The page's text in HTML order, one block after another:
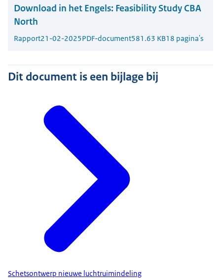
Download in het Engels: Feasibility Study CBA
North
Rapport21-02-2025PDF-document581.63 KB18 pagina's
Dit document is een bijlage bij
Schetsontwerp nieuwe luchtruimindeling